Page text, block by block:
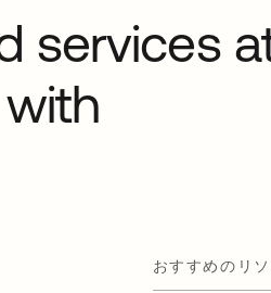
services
おすすめのリ